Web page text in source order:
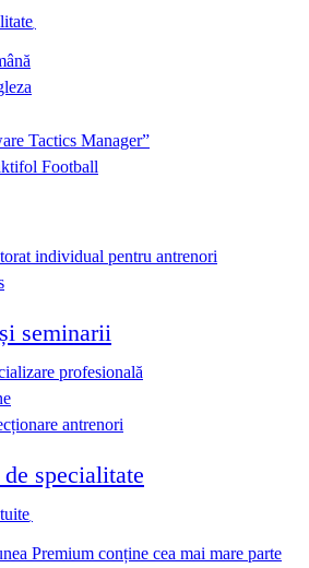
Tactics Manager”
Football
individual pentru antrenori
seminarii
profesională
antrenori
specialitate
Premium conține cea mai mare parte